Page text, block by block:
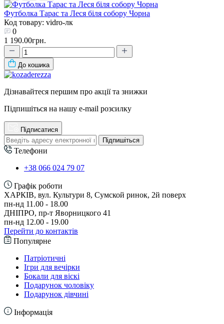
Футболка Тарас та Леся біля собору Чорна
Код товару: vidro-лк
0
1 190.00грн.
До кошика
Дізнавайтеся першим про акції та знижки
Підпишіться на нашу e-mail розсилку
Підписатися
Підпишіться
Телефони
+38 066 024 79 07
Графік роботи
ХАРКІВ, вул. Культури 8, Сумской ринок, 2й поверх
пн-нд 11.00 - 18.00
ДНІПРО, пр-т Яворницкого 41
пн-нд 12.00 - 19.00
Перейти до контактів
Популярне
Патріотичні
Ігри для вечірки
Бокали для віскі
Подарунок чоловіку
Подарунок дівчині
Інформація